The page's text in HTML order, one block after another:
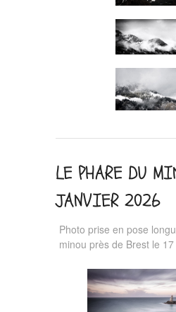
LE PHARE DU
JANVIER 2026
Photo prise en pose
minou près de Brest le